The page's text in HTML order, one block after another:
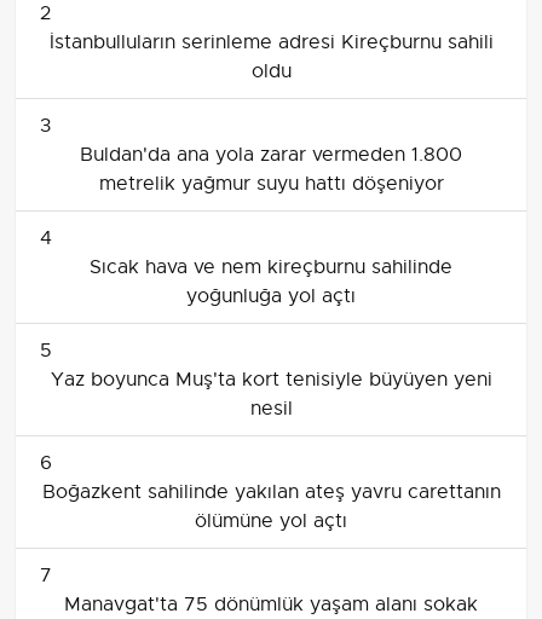
2
İstanbulluların serinleme adresi Kireçburnu sahili
oldu
3
Buldan'da ana yola zarar vermeden 1.800
metrelik yağmur suyu hattı döşeniyor
4
Sıcak hava ve nem kireçburnu sahilinde
yoğunluğa yol açtı
5
Yaz boyunca Muş'ta kort tenisiyle büyüyen yeni
nesil
6
Boğazkent sahilinde yakılan ateş yavru carettanın
ölümüne yol açtı
7
Manavgat'ta 75 dönümlük yaşam alanı sokak